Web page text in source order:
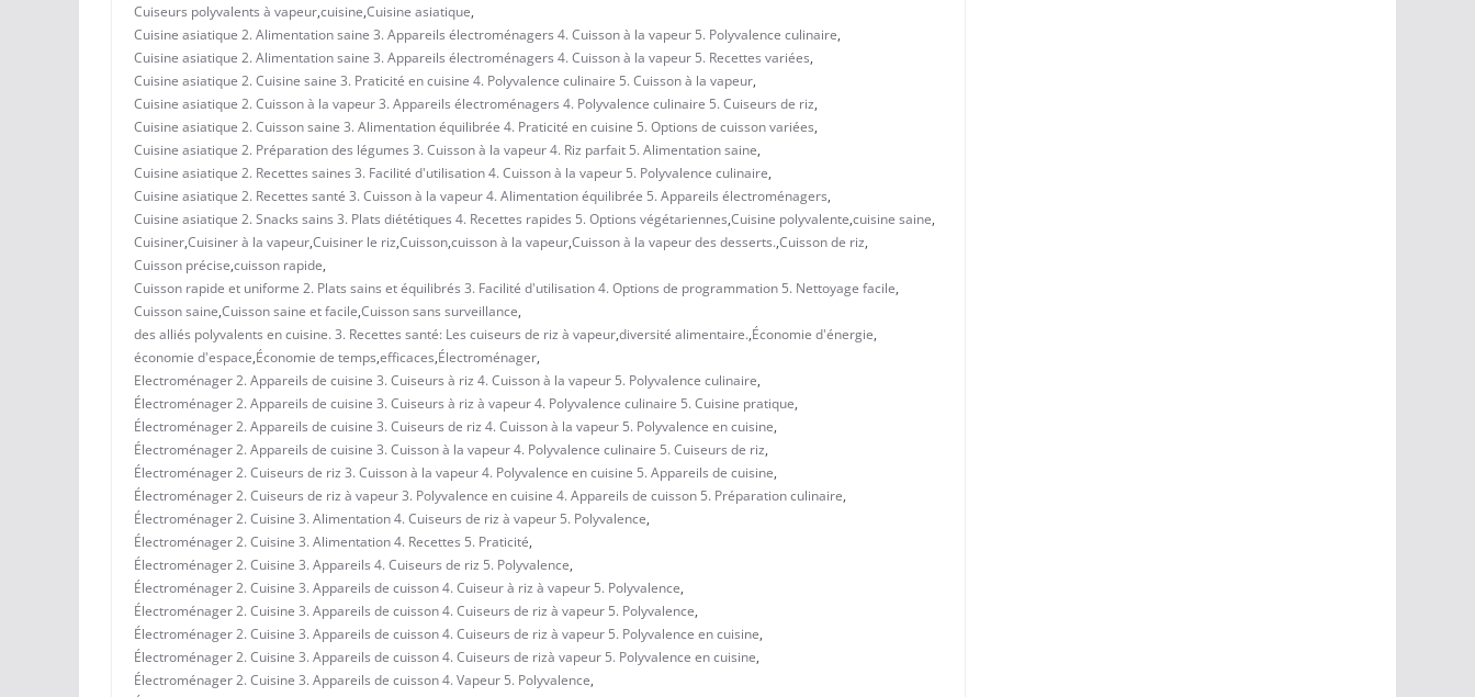
Cuiseurs polyvalents à vapeur,cuisine,Cuisine asiatique,
Cuisine asiatique 2. Alimentation saine 3. Appareils électroménagers 4. Cuisson à la vapeur 5. Polyvalence culinaire,
Cuisine asiatique 2. Alimentation saine 3. Appareils électroménagers 4. Cuisson à la vapeur 5. Recettes variées,
Cuisine asiatique 2. Cuisine saine 3. Praticité en cuisine 4. Polyvalence culinaire 5. Cuisson à la vapeur,
Cuisine asiatique 2. Cuisson à la vapeur 3. Appareils électroménagers 4. Polyvalence culinaire 5. Cuiseurs de riz,
Cuisine asiatique 2. Cuisson saine 3. Alimentation équilibrée 4. Praticité en cuisine 5. Options de cuisson variées,
Cuisine asiatique 2. Préparation des légumes 3. Cuisson à la vapeur 4. Riz parfait 5. Alimentation saine,
Cuisine asiatique 2. Recettes saines 3. Facilité d'utilisation 4. Cuisson à la vapeur 5. Polyvalence culinaire,
Cuisine asiatique 2. Recettes santé 3. Cuisson à la vapeur 4. Alimentation équilibrée 5. Appareils électroménagers,
Cuisine asiatique 2. Snacks sains 3. Plats diététiques 4. Recettes rapides 5. Options végétariennes,Cuisine polyvalente,cuisine saine,
Cuisiner,Cuisiner à la vapeur,Cuisiner le riz,Cuisson,cuisson à la vapeur,Cuisson à la vapeur des desserts.,Cuisson de riz,
Cuisson précise,cuisson rapide,
Cuisson rapide et uniforme 2. Plats sains et équilibrés 3. Facilité d'utilisation 4. Options de programmation 5. Nettoyage facile,
Cuisson saine,Cuisson saine et facile,Cuisson sans surveillance,
des alliés polyvalents en cuisine. 3. Recettes santé: Les cuiseurs de riz à vapeur,diversité alimentaire.,Économie d'énergie,
économie d'espace,Économie de temps,efficaces,Électroménager,
Electroménager 2. Appareils de cuisine 3. Cuiseurs à riz 4. Cuisson à la vapeur 5. Polyvalence culinaire,
Électroménager 2. Appareils de cuisine 3. Cuiseurs à riz à vapeur 4. Polyvalence culinaire 5. Cuisine pratique,
Électroménager 2. Appareils de cuisine 3. Cuiseurs de riz 4. Cuisson à la vapeur 5. Polyvalence en cuisine,
Électroménager 2. Appareils de cuisine 3. Cuisson à la vapeur 4. Polyvalence culinaire 5. Cuiseurs de riz,
Électroménager 2. Cuiseurs de riz 3. Cuisson à la vapeur 4. Polyvalence en cuisine 5. Appareils de cuisine,
Électroménager 2. Cuiseurs de riz à vapeur 3. Polyvalence en cuisine 4. Appareils de cuisson 5. Préparation culinaire,
Électroménager 2. Cuisine 3. Alimentation 4. Cuiseurs de riz à vapeur 5. Polyvalence,
Électroménager 2. Cuisine 3. Alimentation 4. Recettes 5. Praticité,
Électroménager 2. Cuisine 3. Appareils 4. Cuiseurs de riz 5. Polyvalence,
Électroménager 2. Cuisine 3. Appareils de cuisson 4. Cuiseur à riz à vapeur 5. Polyvalence,
Électroménager 2. Cuisine 3. Appareils de cuisson 4. Cuiseurs de riz à vapeur 5. Polyvalence,
Électroménager 2. Cuisine 3. Appareils de cuisson 4. Cuiseurs de riz à vapeur 5. Polyvalence en cuisine,
Électroménager 2. Cuisine 3. Appareils de cuisson 4. Cuiseurs de rizà vapeur 5. Polyvalence en cuisine,
Électroménager 2. Cuisine 3. Appareils de cuisson 4. Vapeur 5. Polyvalence,